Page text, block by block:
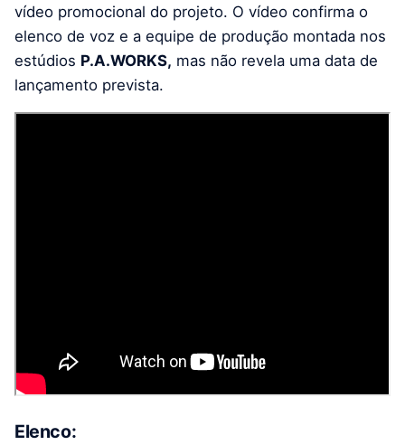
vídeo promocional do projeto. O vídeo confirma o
elenco de voz e a equipe de produção montada nos
estúdios P.A.WORKS, mas não revela uma data de
lançamento prevista.
Elenco: